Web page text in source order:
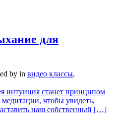
для
by in видео классы,
интуиция станет принципом
чтобы увидеть,
наш собственный […]